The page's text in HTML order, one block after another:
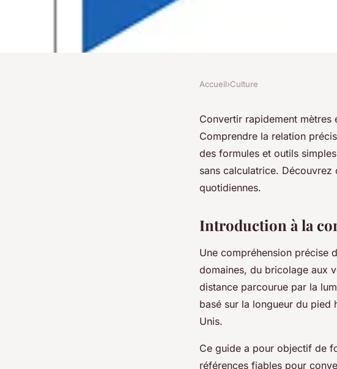
Comment convertir des
pieds en un clin d'œil
4 min de lecture
Accueil›Culture
Convertir rapidement
Comprendre la relation
des formules et outils
sans calculatrice.
quotidiennes.
Introduction à la
Une compréhension précise
domaines, du bricolage aux
distance parcourue par la
basé sur la longueur du pied
Unis.
Ce guide a pour objectif de
références fiables pour